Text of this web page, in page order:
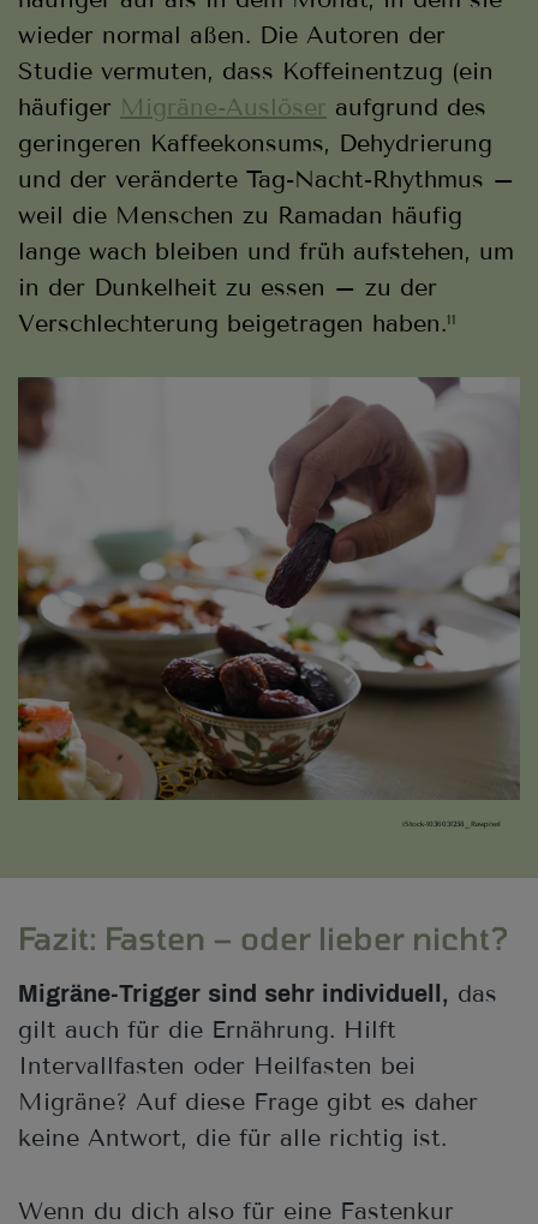
wieder normal aßen. Die Autoren der
Studie vermuten, dass Koffeinentzug (ein
häufiger Migräne-Auslöser aufgrund des
geringeren Kaffeekonsums, Dehydrierung
und der veränderte Tag-Nacht-Rhythmus –
weil die Menschen zu Ramadan häufig
lange wach bleiben und früh aufstehen, um
in der Dunkelheit zu essen – zu der
Verschlechterung beigetragen haben.11
iStock-1036031258_Rawpixel
Fazit: Fasten – oder lieber nicht?
Migräne-Trigger sind sehr individuell, das
gilt auch für die Ernährung. Hilft
Intervallfasten oder Heilfasten bei
Migräne? Auf diese Frage gibt es daher
keine Antwort, die für alle richtig ist.
Wenn du dich also für eine Fastenkur